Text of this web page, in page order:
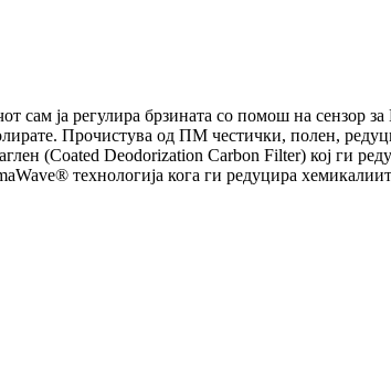
сам ја регулира брзината со помош на сензор
Прочистува од ПМ честички, полен,
(Coated Deodorization Carbon Filter) кој
технологија кога ги редуцира